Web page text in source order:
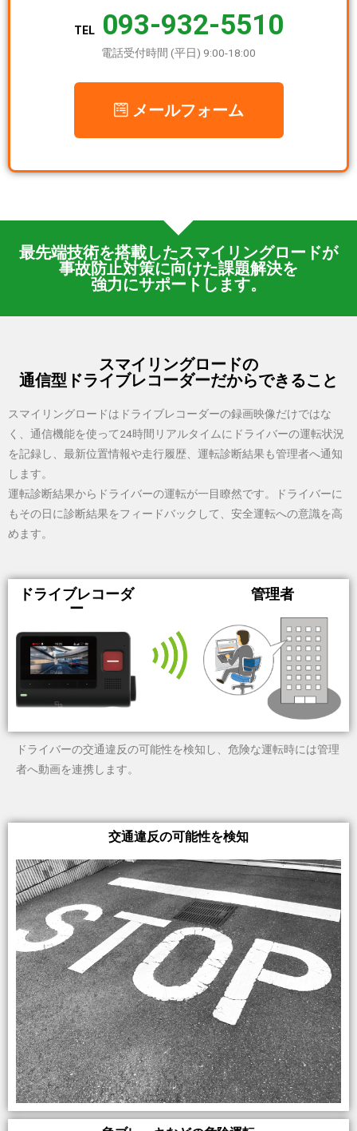
TEL093-932-5510
電話受付時間 (平日) 9:00-18:00
メールフォーム
最先端技術を搭載したスマイリングロードが
事故防止対策に向けた課題解決を
強力にサポートします。
スマイリングロードの
通信型ドライブレコーダーだからできること
スマイリングロードはドライブレコーダーの録画映像だけではな
く、通信機能を使って24時間リアルタイムにドライバーの運転状況
を記録し、最新位置情報や走行履歴、運転診断結果も管理者へ通知
します。
運転診断結果からドライバーの運転が一目瞭然です。ドライバーに
もその日に診断結果をフィードバックして、安全運転への意識を高
めます。
ドライブレコーダ
ー
管理者
ドライバーの交通違反の可能性を検知し、危険な運転時には管理
者へ動画を連携します。
交通違反の可能性を検知